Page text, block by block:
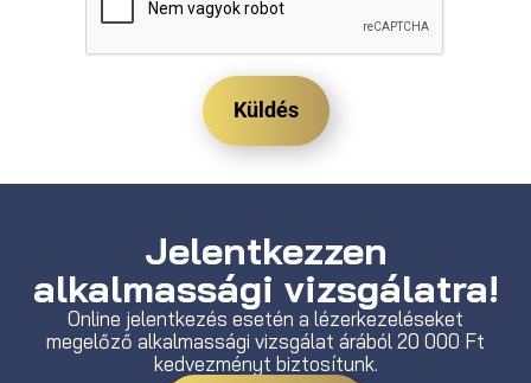
Jelentkezzen
alkalmassági vizsgálatra!
Online jelentkezés esetén a lézerkezeléseket
megelőző alkalmassági vizsgálat árából 20 000 Ft
kedvezményt biztosítunk.